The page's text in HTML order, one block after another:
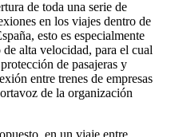
de toda una serie de
en los viajes dentro de
esto es especialmente
alta velocidad, para el cual
de pasajeras y
entre trenes de empresas
de la organización